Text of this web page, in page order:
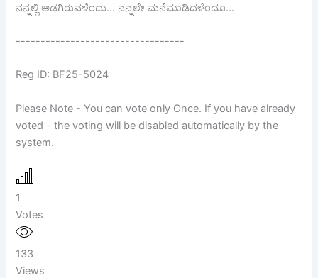
ನನ್ನಲ್ಲಿ ಅಡಗಿರುವಳೆಂದು... ನನ್ನಲೇ ಮನೆಮಾಡಿದಳೆಂದೂ...
----------------------------------
Reg ID: BF25-5024
Please Note - You can vote only Once. If you have already
voted - the voting will be disabled automatically by the
system.
1
Votes
133
Views